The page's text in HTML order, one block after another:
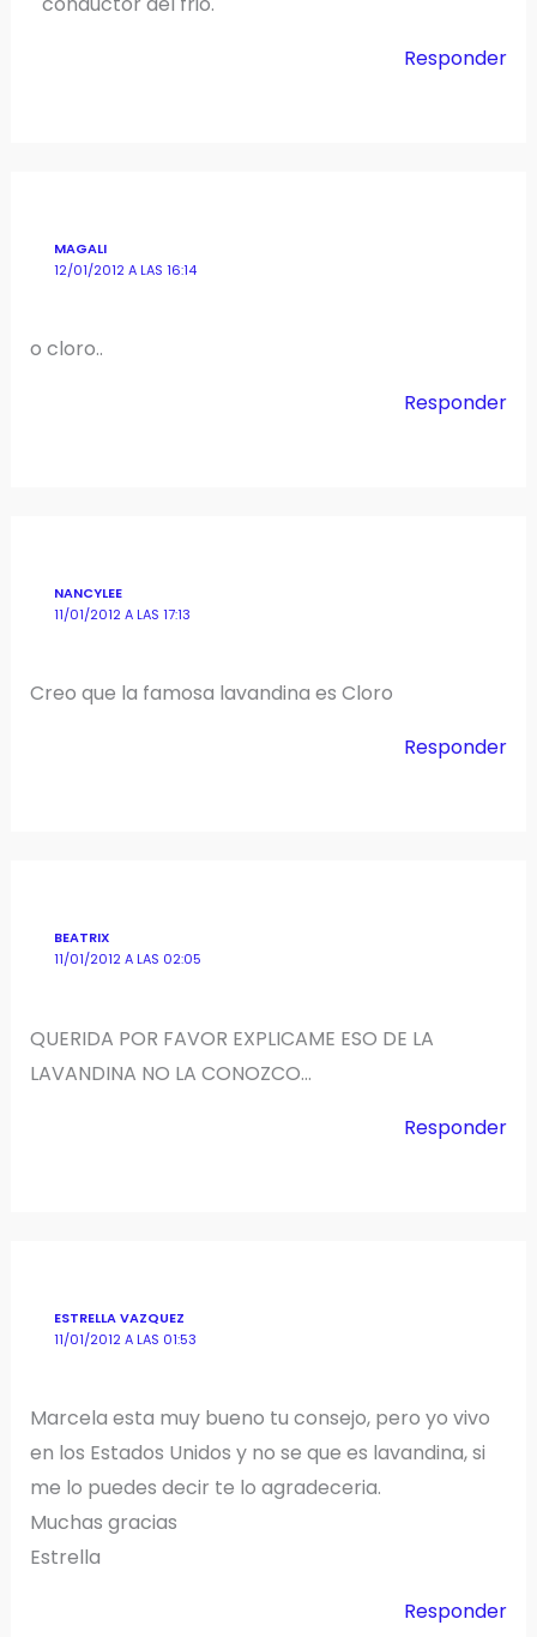
Responder
MAGALI
12/01/2012 A LAS 16:14
o cloro..
Responder
NANCYLEE
11/01/2012 A LAS 17:13
Creo que la famosa lavandina es Cloro
Responder
BEATRIX
11/01/2012 A LAS 02:05
QUERIDA POR FAVOR EXPLICAME ESO DE LA
LAVANDINA NO LA CONOZCO…
Responder
ESTRELLA VAZQUEZ
11/01/2012 A LAS 01:53
Marcela esta muy bueno tu consejo, pero yo vivo
en los Estados Unidos y no se que es lavandina, si
me lo puedes decir te lo agradeceria.
Muchas gracias
Estrella
Responder